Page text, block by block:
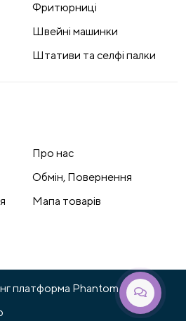
Фритюрниці
Швейні машинки
Штативи та селфі палки
Про нас
Обмін, Повернення
Мапа товарів
платформа Phantom 2026